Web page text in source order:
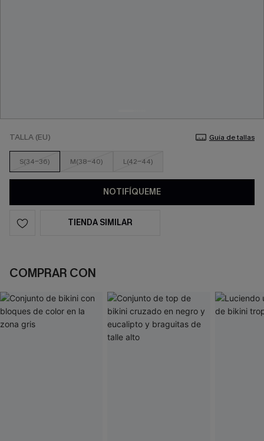
TALLA (EU) Guía de tallas
S(34-36) M(38-40) L(42-44)
NOTIFÍQUEME
TIENDA SIMILAR
COMPRAR CON